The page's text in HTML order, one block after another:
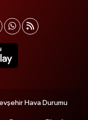
Hava Durumu